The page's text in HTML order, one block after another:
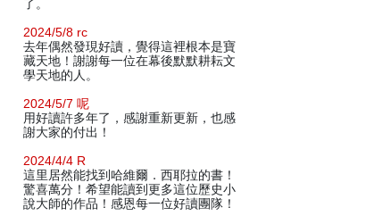
了。
2024/5/8 rc
去年偶然發現好讀，覺得這裡根本是寶
藏天地！謝謝每一位在幕後默默耕耘文
學天地的人。
2024/5/7 呢
用好讀許多年了，感謝重新更新，也感
謝大家的付出！
2024/4/4 R
這里居然能找到哈維爾．西耶拉的書！
驚喜萬分！希望能讀到更多這位歷史小
說大師的作品！感恩每一位好讀團隊！